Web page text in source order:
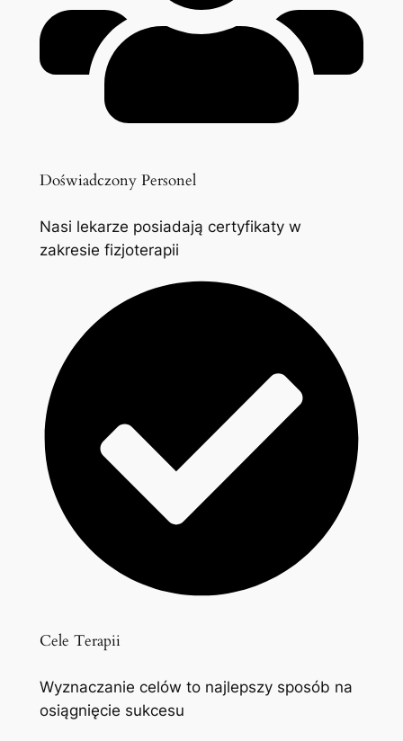
Doświadczony Personel
Nasi lekarze posiadają certyfikaty w
zakresie fizjoterapii
Cele Terapii
Wyznaczanie celów to najlepszy sposób na
osiągnięcie sukcesu